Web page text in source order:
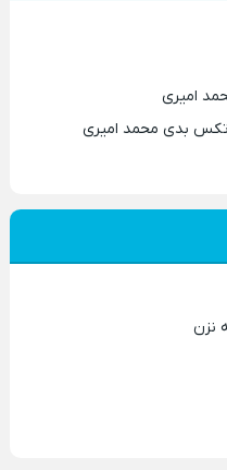
امیری
بدی محمد امیری
نزن